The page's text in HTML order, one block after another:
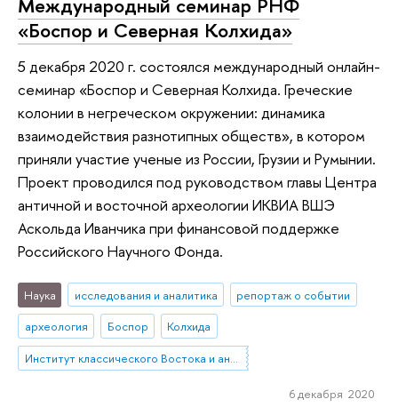
Международный семинар РНФ
«Боспор и Северная Колхида»
5 декабря 2020 г. состоялся международный онлайн-
семинар «Боспор и Северная Колхида. Греческие
колонии в негреческом окружении: динамика
взаимодействия разнотипных обществ», в котором
приняли участие ученые из России, Грузии и Румынии.
Проект проводился под руководством главы Центра
античной и восточной археологии ИКВИА ВШЭ
Аскольда Иванчика при финансовой поддержке
Российского Научного Фонда.
Наука исследования и аналитика
репортаж о событии
археология
Боспор
Колхида
Институт классического Востока и античности
6 декабря 2020